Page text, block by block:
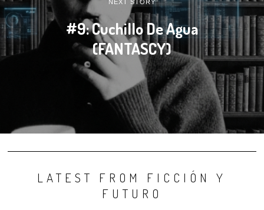
NEXT STORY
#9: Cuchillo De Agua
(FANTASCY)
LATEST FROM FICCIÓN Y
FUTURO